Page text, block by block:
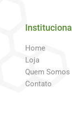
Institucional
Home
Loja
Quem Somos
Contato